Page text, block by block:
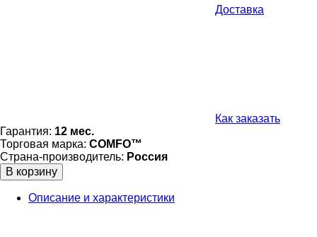
Доставка
Как заказать
Гарантия: 12 мес.
Торговая марка: COMFO™
Страна-производитель: Россия
В корзину
Описание и характеристики